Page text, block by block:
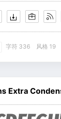
字符 336 风格 19